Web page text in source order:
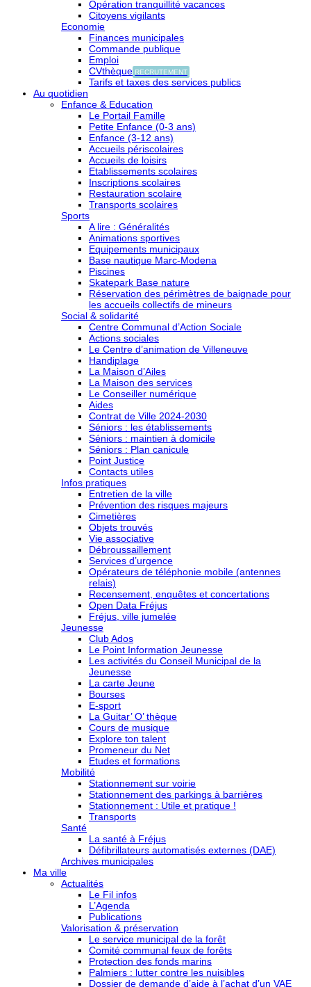
Opération tranquillité vacances
Citoyens vigilants
Economie
Finances municipales
Commande publique
Emploi
CVthèque RECRUTEMENT
Tarifs et taxes des services publics
Au quotidien
Enfance & Education
Le Portail Famille
Petite Enfance (0-3 ans)
Enfance (3-12 ans)
Accueils périscolaires
Accueils de loisirs
Etablissements scolaires
Inscriptions scolaires
Restauration scolaire
Transports scolaires
Sports
A lire : Généralités
Animations sportives
Equipements municipaux
Base nautique Marc-Modena
Piscines
Skatepark Base nature
Réservation des périmètres de baignade pour
les accueils collectifs de mineurs
Social & solidarité
Centre Communal d’Action Sociale
Actions sociales
Le Centre d’animation de Villeneuve
Handiplage
La Maison d’Ailes
La Maison des services
Le Conseiller numérique
Aides
Contrat de Ville 2024-2030
Séniors : les établissements
Séniors : maintien à domicile
Séniors : Plan canicule
Point Justice
Contacts utiles
Infos pratiques
Entretien de la ville
Prévention des risques majeurs
Cimetières
Objets trouvés
Vie associative
Débroussaillement
Services d’urgence
Opérateurs de téléphonie mobile (antennes
relais)
Recensement, enquêtes et concertations
Open Data Fréjus
Fréjus, ville jumelée
Jeunesse
Club Ados
Le Point Information Jeunesse
Les activités du Conseil Municipal de la
Jeunesse
La carte Jeune
Bourses
E-sport
La Guitar’ O’ thèque
Cours de musique
Explore ton talent
Promeneur du Net
Etudes et formations
Mobilité
Stationnement sur voirie
Stationnement des parkings à barrières
Stationnement : Utile et pratique !
Transports
Santé
La santé à Fréjus
Défibrillateurs automatisés externes (DAE)
Archives municipales
Ma ville
Actualités
Le Fil infos
L’Agenda
Publications
Valorisation & préservation
Le service municipal de la forêt
Comité communal feux de forêts
Protection des fonds marins
Palmiers : lutter contre les nuisibles
Dossier de demande d’aide à l’achat d’un VAE